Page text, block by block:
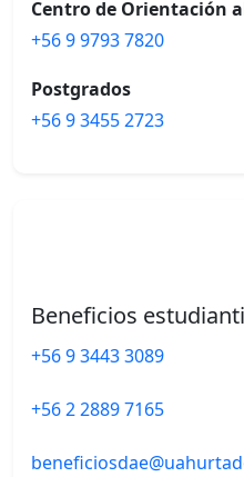
Centro de Orientación
+56 9 9793 7820
Postgrados
+56 9 3455 2723
Beneficios
+56 9 3443 3089
+56 2 2889 7165